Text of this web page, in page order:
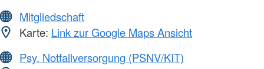
Mitgliedschaft
Karte: Link zur Google Maps Ansicht
Psy. Notfallversorgung (PSNV/KIT)